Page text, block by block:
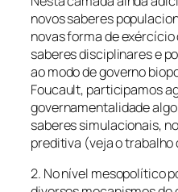
novos saberes
novas forma de exércício
saberes disciplinares e
ao modo de governo
Foucault, participamos
governamentalidade
saberes simulacionais,
preditiva (veja o
2. No nível mesopolítico